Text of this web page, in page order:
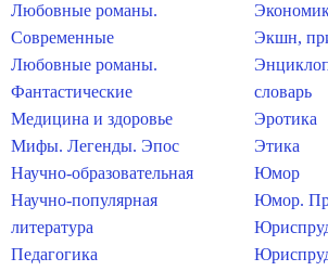
Любовные романы.
Современные
Любовные романы.
Фантастические
Медицина и здоровье
Мифы. Легенды. Эпос
Научно-образовательная
Научно-популярная
литература
Педагогика
Экшн,
словарь
Эротика
Этика
Юмор
Юмор.